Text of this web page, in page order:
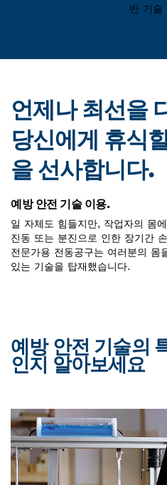
반 기술
언제나 최선을
당신에게 휴식
을 선사합니다.
예방 안전 기술 이용.
일 자체도 힘들지만, 작업자의 몸
진동 또는 분진으로 인한 장기간
전문가용 전동공구는 여러분의 몸
있는 기술을 탑재했습니다.
예방 안전 기술의
인지 알아보세요